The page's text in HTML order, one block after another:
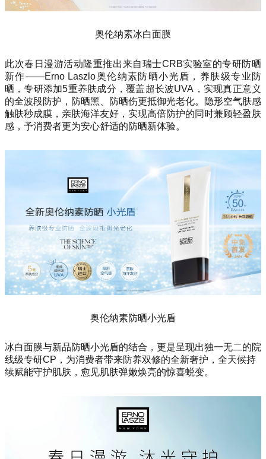
奥伦纳素冰白面膜
此次春日漫游活动隆重推出来自瑞士CRB实验室的专研防晒
新作——Erno Laszlo奥伦纳素防晒小光盾，养肤级专业防
晒，专研添加5重养肤成分，覆盖超长波UVA，实现真正意义
的全波段防护，防晒黑、防晒伤更抵御光老化。隐形空气肤感
触肤秒成膜，亲肤海洋友好，实现高倍防护的同时兼顾轻盈肤
感，予消费者更为安心舒适的防晒新体验。
奥伦纳素防晒小光盾
冰白面膜与新品防晒小光盾的结合，更是呈现出独一无二的院
线级专研CP，为消费者带来防养双修的全新奢护，全天候持
续赋能守护肌肤，愈见肌肤弹嫩焕亮的惊喜蜕变。